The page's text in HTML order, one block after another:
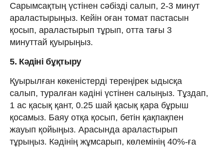
Сарымсақтың үстінен сәбізді салып, 2-3 минут
араластырыңыз. Кейін оған томат пастасын
қосып, араластырып тұрып, отта тағы 3
минуттай қуырыңыз.
5. Кәдіні бұқтыру
Қуырылған көкеністерді тереңірек ыдысқа
салып, туралған кәдіні үстінен салыңыз. Тұздап,
1 ас қасық қант, 0.25 шай қасық қара бұрыш
қосамыз. Баяу отқа қосып, бетін қақпақпен
жауып қойыңыз. Арасында араластырып
тұрыңыз. Кәдінің жұмсарып, көлемінің 40%-ға